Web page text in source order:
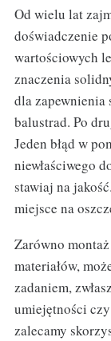
Od wielu lat
doświadczenie
wartościowych
znaczenia
dla zapewnienia
balustrad. Po
Jeden błąd w
niewłaściwego
stawiaj na
miejsce na
Zarówno
materiałów,
zadaniem,
umiejętności
zalecamy